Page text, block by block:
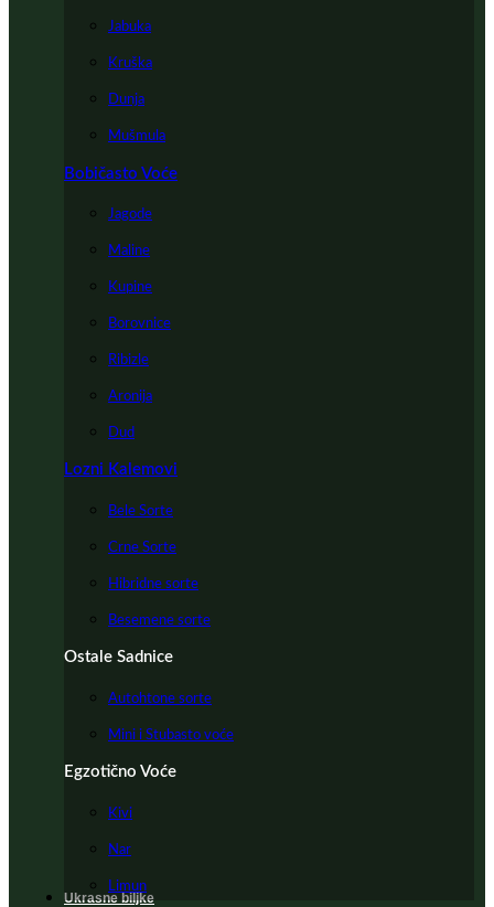
Jabuka
Kruška
Dunja
Mušmula
Bobičasto Voće
Jagode
Maline
Kupine
Borovnice
Ribizle
Aronija
Dud
Lozni Kalemovi
Bele Sorte
Crne Sorte
Hibridne sorte
Besemene sorte
Ostale Sadnice
Autohtone sorte
Mini i Stubasto voće
Egzotično Voće
Kivi
Nar
Limun
Ukrasne biljke